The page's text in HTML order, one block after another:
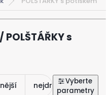
s
nejdražší